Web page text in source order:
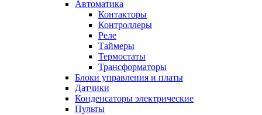
Автоматика
Контакторы
Контроллеры
Реле
Таймеры
Термостаты
Трансформаторы
Блоки управления и платы
Датчики
Конденсаторы электрические
Пульты